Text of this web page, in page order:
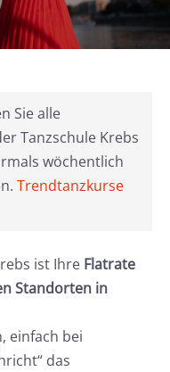
Sie alle
Tanzschule Krebs
wöchentlich
Trendtanzkurse
ist Ihre Flatrate
Standorten in
einfach bei
das